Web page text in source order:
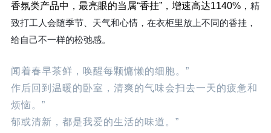
香氛类产品中，最亮眼的当属“香挂”，增速高达1140%， 精
致打工人会随季节、天气和心情，在衣柜里放上不同的香挂，
给自己不一样的松弛感。
闻着春早茶鲜，唤醒每颗慵懒的细胞。”
作后回到温暖的卧室，清爽的气味会扫去一天的疲惫和
烦恼。”
郁或清新，都是我爱的生活的味道。”